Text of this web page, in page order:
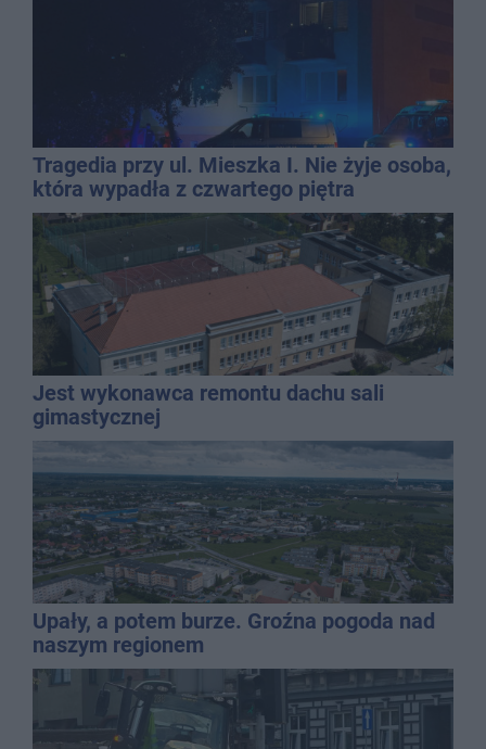
Tragedia przy ul. Mieszka I. Nie żyje osoba,
która wypadła z czwartego piętra
Jest wykonawca remontu dachu sali
gimastycznej
Upały, a potem burze. Groźna pogoda nad
naszym regionem